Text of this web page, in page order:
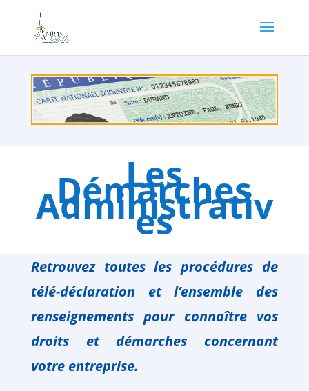
Les
Démarches
Administrativ
es
Retrouvez toutes les procédures de
télé-déclaration et l’ensemble des
renseignements pour connaître vos
droits et démarches concernant
votre entreprise.